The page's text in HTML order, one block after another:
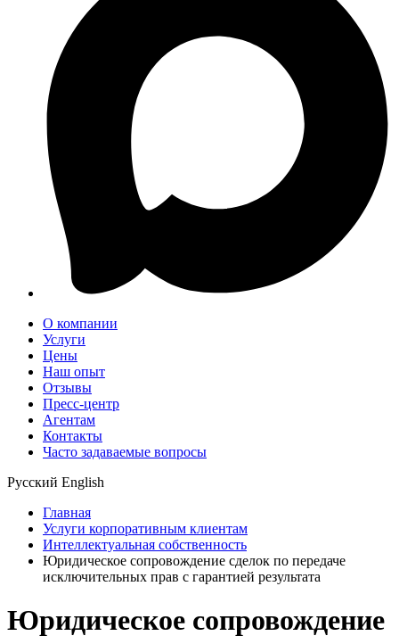
О компании
Услуги
Цены
Наш опыт
Отзывы
Пресс-центр
Агентам
Контакты
Часто задаваемые вопросы
Русский English
Главная
Услуги корпоративным клиентам
Интеллектуальная собственность
Юридическое сопровождение сделок по передаче
исключительных прав с гарантией результата
Юридическое сопровождение